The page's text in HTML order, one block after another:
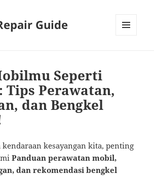
Guide
Seperti
Tips Perawatan,
dan Bengkel
kendaraan kesayangan kita, penting
Panduan perawatan mobil,
dan rekomendasi bengkel